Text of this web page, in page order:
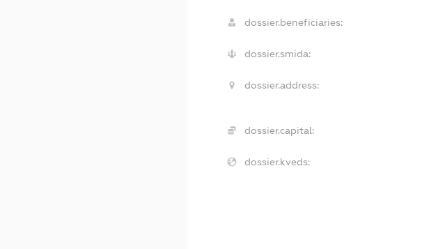
dossier.beneficiaries:
dossier.smida:
dossier.address:
dossier.capital:
dossier.kveds: